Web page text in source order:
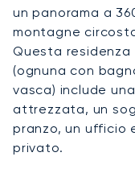
un panorama a
montagne
Questa
(ognuna con
vasca) include
attrezzata, un
pranzo, un ufficio
privato.